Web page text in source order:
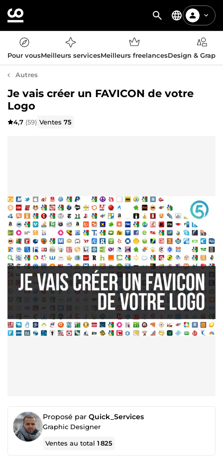
Pour vousMeilleurs servicesMeilleurs freelancesDesign &
Autres
Je vais créer un FAVICON de votre
Logo
4,7 (59) Ventes75
Proposé par Quick_Services
Graphic Designer
Ventes au total1 825